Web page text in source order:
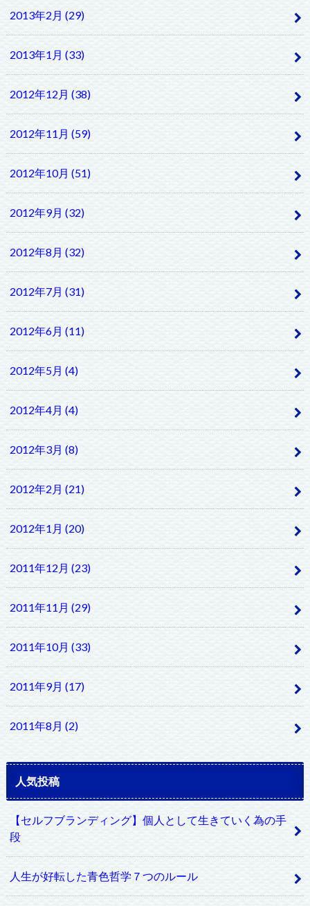
2013年2月 (29)
2013年1月 (33)
2012年12月 (38)
2012年11月 (59)
2012年10月 (51)
2012年9月 (32)
2012年8月 (32)
2012年7月 (31)
2012年6月 (11)
2012年5月 (4)
2012年4月 (4)
2012年3月 (8)
2012年2月 (21)
2012年1月 (20)
2011年12月 (23)
2011年11月 (29)
2011年10月 (33)
2011年9月 (17)
2011年8月 (2)
人気投稿
【セルフブランディング】個人として生きていく為の手
段
人生が好転した青色哲学７つのルール